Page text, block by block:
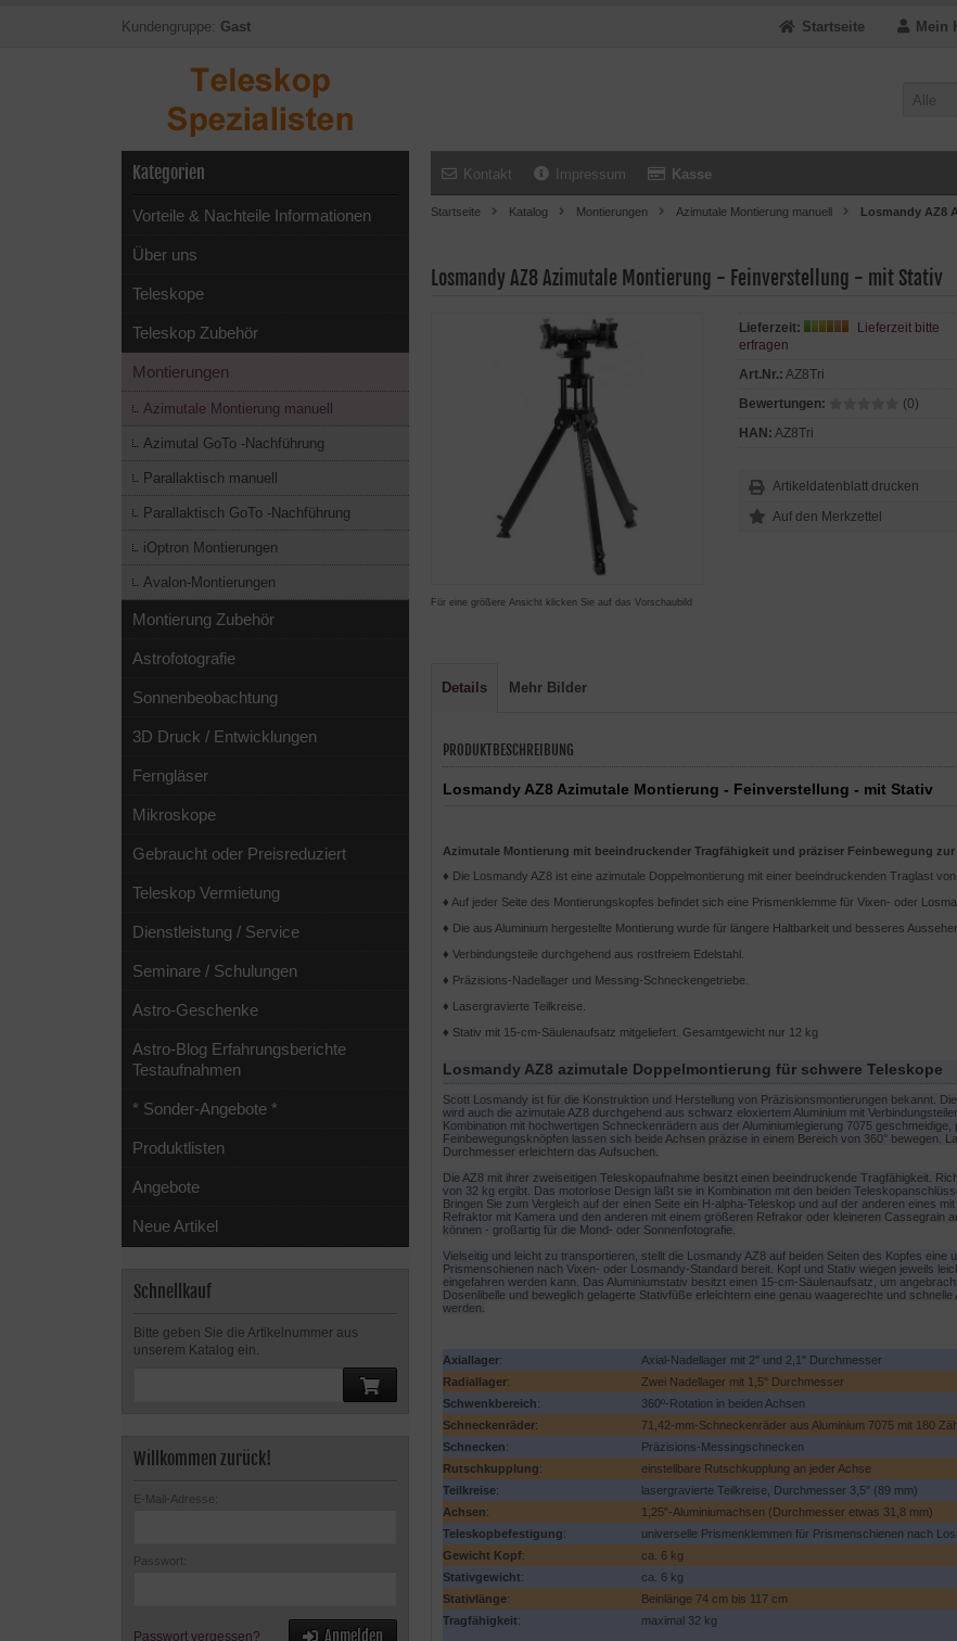
Kundengruppe: Gast Mein
Startseite
Alle
Kontakt Impressum Kasse
Startseite Katalog Montierungen Azimutale Montierung manuell Losmandy AZ8
Losmandy AZ8 Azimutale Montierung - Feinverstellung - mit Stativ
Für eine größere Ansicht klicken Sie auf das Vorschaubild
Lieferzeit:
Lieferzeit bitte
erfragen
Art.Nr.: AZ8Tri
Bewertungen:
(0)
HAN: AZ8Tri
Artikeldatenblatt drucken
Details Mehr Bilder
PRODUKTBESCHREIBUNG
Losmandy AZ8 Azimutale Montierung - Feinverstellung - mit Stativ
Azimutale Montierung mit beeindruckender Tragfähigkeit und präziser Feinbewegung
♦ Die Losmandy AZ8 ist eine azimutale Doppelmontierung mit einer beeindruckenden Traglast von
♦ Auf jeder Seite des Montierungskopfes befindet sich eine Prismenklemme für Vixen- oder
♦ Die aus Aluminium hergestellte Montierung wurde für längere Haltbarkeit und besseres
♦ Verbindungsteile durchgehend aus rostfreiem Edelstahl.
♦ Präzisions-Nadellager und Messing-Schneckengetriebe.
♦ Lasergravierte Teilkreise.
♦ Stativ mit 15-cm-Säulenaufsatz mitgeliefert. Gesamtgewicht nur 12 kg
Losmandy AZ8 azimutale Doppelmontierung für schwere Teleskope
Scott Losmandy ist für die Konstruktion und Herstellung von Präzisionsmontierungen bekannt.
wird auch die azimutale AZ8 durchgehend aus schwarz eloxiertem Aluminium mit
Kombination mit hochwertigen Schneckenrädern aus der Aluminiumlegierung 7075
Feinbewegungsknöpfen lassen sich beide Achsen präzise in einem Bereich von 360° bewegen.
Durchmesser erleichtern das Aufsuchen.
Die AZ8 mit ihrer zweiseitigen Teleskopaufnahme besitzt einen beeindruckende Tragfähigkeit.
von 32 kg ergibt. Das motorlose Design läßt sie in Kombination mit den beiden
Bringen Sie zum Vergleich auf der einen Seite ein H-alpha-Teleskop und auf der anderen eines
Refraktor mit Kamera und den anderen mit einem größeren Refrakor oder kleineren Cassegrain
können - großartig für die Mond- oder Sonnenfotografie.
Vielseitig und leicht zu transportieren, stellt die Losmandy AZ8 auf beiden Seiten des Kopfes
Prismenschienen nach Vixen- oder Losmandy-Standard bereit. Kopf und Stativ wiegen jeweils
eingefahren werden kann. Das Aluminiumstativ besitzt einen 15-cm-Säulenaufsatz, um
Dosenlibelle und beweglich gelagerte Stativfüße erleichtern eine genau waagerechte und
werden.
Axiallager:
Axial-Nadellager mit 2" und 2,1" Durchmesser
Radiallager:
Zwei Nadellager mit 1,5" Durchmesser
Schwenkbereich:
360º-Rotation in beiden Achsen
Schneckenräder:
71,42-mm-Schneckenräder aus Aluminium 7075 mit 180
Schnecken:
Präzisions-Messingschnecken
Rutschkupplung:
einstellbare Rutschkupplung an jeder Achse
Teilkreise:
lasergravierte Teilkreise, Durchmesser 3,5" (89 mm)
Achsen:
1,25"-Aluminiumachsen (Durchmesser etwas 31,8 mm)
Teleskopbefestigung:
universelle Prismenklemmen für Prismenschienen nach
Gewicht Kopf:
ca. 6 kg
Stativgewicht:
ca. 6 kg
Stativlänge:
Beinlänge 74 cm bis 117 cm
Tragfähigkeit: maximal 32 kg
Kategorien
Vorteile & Nachteile Informationen
Über uns
Teleskope
Teleskop Zubehör
Montierungen
Azimutale Montierung manuell
Azimutal GoTo -Nachführung
Parallaktisch manuell
Parallaktisch GoTo -Nachführung
iOptron Montierungen
Avalon-Montierungen
Montierung Zubehör
Astrofotografie
Sonnenbeobachtung
3D Druck / Entwicklungen
Ferngläser
Mikroskope
Gebraucht oder Preisreduziert
Teleskop Vermietung
Dienstleistung / Service
Seminare / Schulungen
Astro-Geschenke
Astro-Blog Erfahrungsberichte
Testaufnahmen
* Sonder-Angebote *
Produktlisten
Angebote
Neue Artikel
Schnellkauf
Bitte geben Sie die Artikelnummer aus
unserem Katalog ein.
Willkommen zurück!
E-Mail-Adresse:
Passwort:
Passwort vergessen? Anmelden